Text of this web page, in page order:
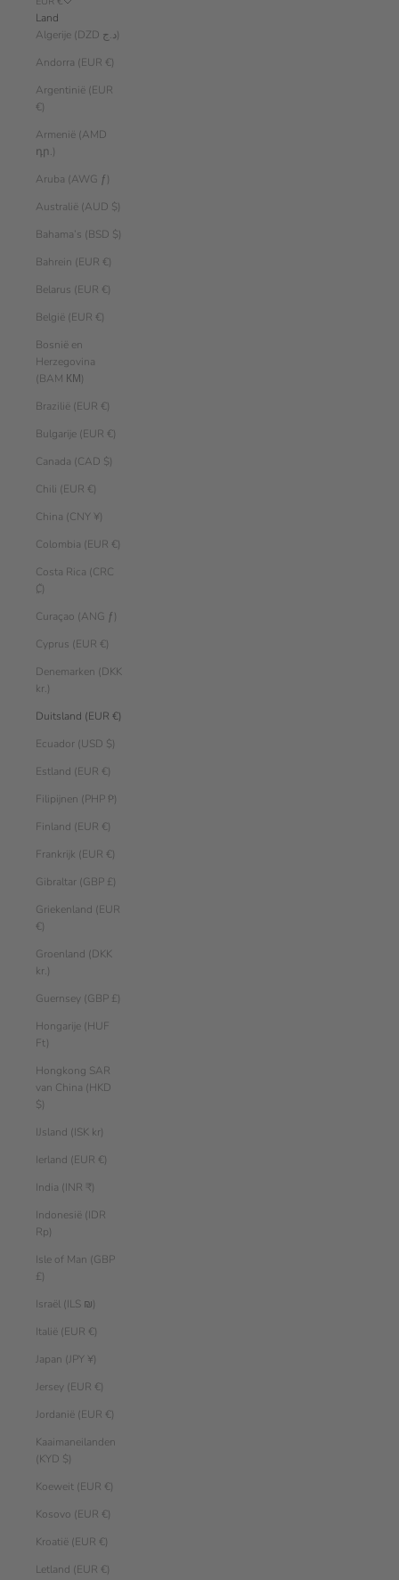
Land
Algerije (DZD د.ج)
Andorra (EUR €)
Argentinië (EUR
€)
Armenië (AMD
դր.)
Aruba (AWG ƒ)
Australië (AUD $)
Bahama’s (BSD $)
Bahrein (EUR €)
Belarus (EUR €)
België (EUR €)
Bosnië en
Herzegovina
(BAM КМ)
Brazilië (EUR €)
Bulgarije (EUR €)
Canada (CAD $)
Chili (EUR €)
China (CNY ¥)
Colombia (EUR €)
Costa Rica (CRC
₡)
Curaçao (ANG ƒ)
Cyprus (EUR €)
Denemarken (DKK
kr.)
Duitsland (EUR €)
Ecuador (USD $)
Estland (EUR €)
Filipijnen (PHP ₱)
Finland (EUR €)
Frankrijk (EUR €)
Gibraltar (GBP £)
Griekenland (EUR
€)
Groenland (DKK
kr.)
Guernsey (GBP £)
Hongarije (HUF
Ft)
Hongkong SAR
van China (HKD
$)
IJsland (ISK kr)
Ierland (EUR €)
India (INR ₹)
Indonesië (IDR
Rp)
Isle of Man (GBP
£)
Israël (ILS ₪)
Italië (EUR €)
Japan (JPY ¥)
Jersey (EUR €)
Jordanië (EUR €)
Kaaimaneilanden
(KYD $)
Koeweit (EUR €)
Kosovo (EUR €)
Kroatië (EUR €)
Letland (EUR €)